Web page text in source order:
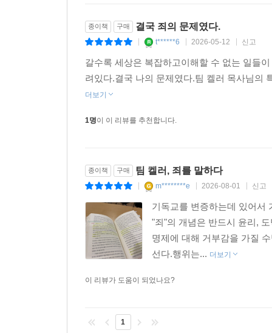
리는 늘 사고가 깨어 있어야 한다. 지극히 너그러
전히 내드려야 한다. 공적인 영역이든 사적인 영
--- p.168
하나님을 대할 때도 마찬가지다. 시간을 내서 그
을 온 마음으로 실감할 수만 있다면, 그분의 달
유롭다. 이제 자신에게 이렇게 말할 수 있다. “내
이라 한들 무슨 상관이랴? 나는 자유롭다. 내게는
배하고, 예배하고, 또 예배하라. 그분을 예배해야
--- pp.212~213
는 식으로 회개해서는 종양을 건드릴 수도 없다.
시편 51편 12절에서 “주의 구원의 즐거움을 내게
종이책 구매 결국 죄의 문제였다.
t******6 2026-05-12 신고
갈수록 세상은 복잡하고이해할 수 없는 일들
려있다.결국 나의 문제였다.팀 켈러 목사님의
더보기
1명이 이 리뷰를 추천합니다.
종이책 구매 팀 켈러, 죄를 말하다
m********e 2026-08-01 신고
기독교를 변증하는데 있어서
"죄"의 개념은 반드시 윤리,
명제에 대해 거부감을 가질
선다.행위는... 더보기
이 리뷰가 도움이 되었나요?
1